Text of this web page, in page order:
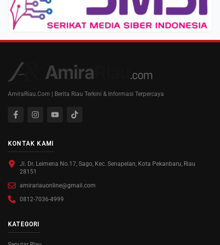
AmiraRiau.Com | Berita Riau Terkini & Informasi Terpercaya
KONTAK KAMI
Jl. Dr. Leimena No.17, Sago, Kec. Senapelan, Kota Pekanbaru, Riau
28151
amirariauonline@gmail.com
0812-7036-4999
KATEGORI